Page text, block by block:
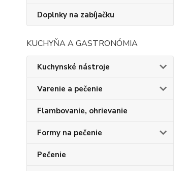
Doplnky na zabíjačku
KUCHYŇA A GASTRONÓMIA
Kuchynské nástroje
Varenie a pečenie
Flambovanie, ohrievanie
Formy na pečenie
Pečenie